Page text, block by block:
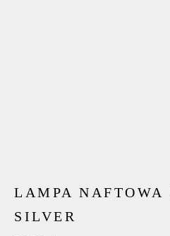
LAMPA NAFTOWA
SILVER